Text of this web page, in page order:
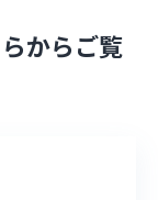
からご覧